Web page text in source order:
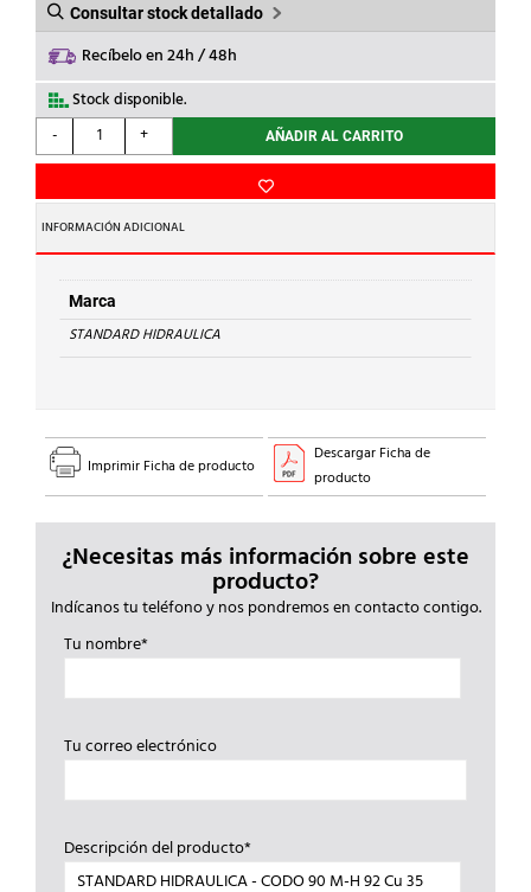
Consultar stock detallado
Recíbelo en 24h / 48h
Stock disponible.
-
STANDARD
HIDRAULICA
CODO
90
M-
H
92
Cu
35
+ AÑADIR AL CARRITO
INFORMACIÓN ADICIONAL
Marca
STANDARD HIDRAULICA
Imprimir Ficha de producto
Descargar Ficha de
producto
¿Necesitas más información sobre este
producto?
Indícanos tu teléfono y nos pondremos en contacto contigo.
Tu nombre*
Tu correo electrónico
Descripción del producto*